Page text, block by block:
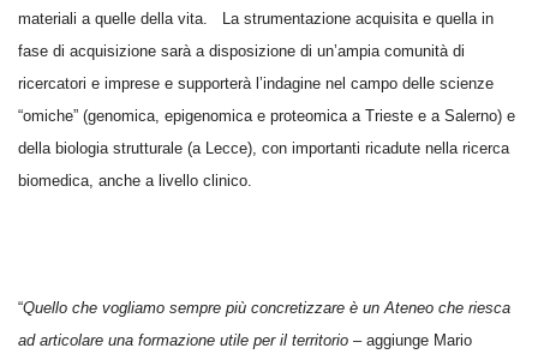
materiali a quelle della vita. La strumentazione acquisita e quella in
fase di acquisizione sarà a disposizione di un’ampia comunità di
ricercatori e imprese e supporterà l’indagine nel campo delle scienze
“omiche” (genomica, epigenomica e proteomica a Trieste e a Salerno) e
della biologia strutturale (a Lecce), con importanti ricadute nella ricerca
biomedica, anche a livello clinico.
“Quello che vogliamo sempre più concretizzare è un Ateneo che riesca
ad articolare una formazione utile per il territorio – aggiunge Mario